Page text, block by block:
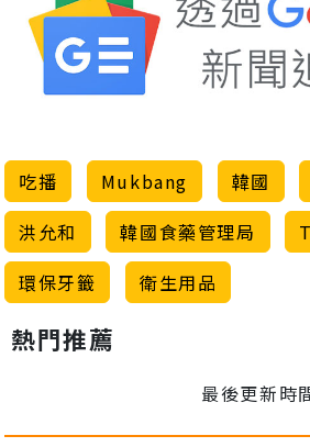
吃播 Mukbang 韓國
洪允和
韓國食藥管理局
環保牙籤
衛生用品
熱門推薦
最後更新